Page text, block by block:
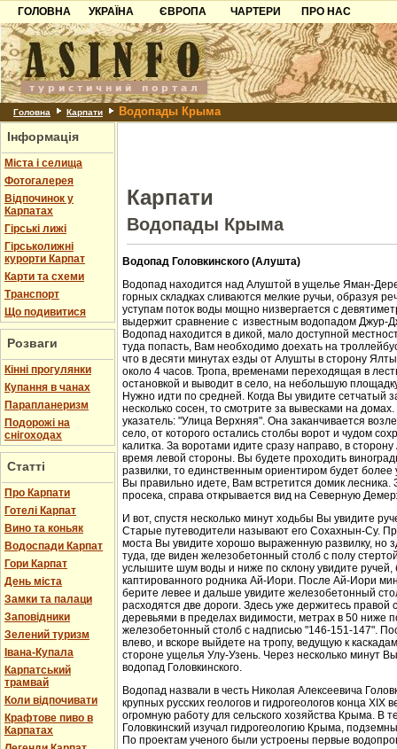
ГОЛОВНА
УКРАЇНА
Карпати
Азов
Причорноморря
Шацьк
ЄВРОПА
Чорногорія
Хорватія
Болгарія
Албанія
ЧАРТЕРИ
ПРО НАС
Контакти
Партнерам
Додати готель
Головна Карпати Водопады Крыма
Інформація
Міста і селища
Фотогалерея
Відпочинок у
Карпатах
Гірські лижі
Гірськолижні
курорти Карпат
Карти та схеми
Транспорт
Що подивитися
Розваги
Кінні прогулянки
Купання в чанах
Парапланеризм
Подорожі на
снігоходах
Статті
Про Карпати
Готелі Карпат
Вино та коньяк
Водоспади Карпат
Гори Карпат
День міста
Замки та палаци
Заповідники
Зелений туризм
Івана-Купала
Карпатський
трамвай
Коли відпочивати
Крафтове пиво в
Карпатах
Карпати
Водопады Крыма
Водопад Головкинского (Алушта)
Водопад находится над Алуштой в ущелье Яман-
горных складках сливаются мелкие ручьи, образуя
уступам поток воды мощно низвергается с
выдержит сравнение с известным водопадом Джур-
Водопад находится в дикой, мало доступной
туда попасть, Вам необходимо доехать на
что в десяти минутах езды от Алушты в сторону
около 4 часов. Тропа, временами переходящая в
остановкой и выводит в село, на небольшую
Нужно идти по средней. Когда Вы увидите сетчатый
несколько сосен, то смотрите за вывесками на
указатель: "Улица Верхняя". Она заканчивается
село, от которого остались столбы ворот и чудом
калитка. За воротами идите сразу направо, в
время левой стороны. Вы будете проходить
развилки, то единственным ориентиром будет более
Вы правильно идете, Вам встретится домик лесника.
просека, справа открывается вид на Северную
И вот, спустя несколько минут ходьбы Вы увидите
Старые путеводители называют его Сохахнын-Су.
моста Вы увидите хорошо выраженную развилку, но
туда, где виден железобетонный столб с полу
услышите шум воды и ниже по склону увидите
каптированного родника Ай-Иори. После Ай-Иори
берите левее и дальше увидите железобетонный
расходятся две дороги. Здесь уже держитесь правой
деревьями в пределах видимости, метрах в 50 ниже
железобетонный столб с надписью "146-151-147".
влево, и вскоре выйдете на тропу, ведущую к
стороне ущелья Улу-Узень. Через несколько минут
водопад Головкинского.
Водопад назвали в честь Николая Алексеевича
крупных русских геологов и гидрогеологов конца XIX
огромную работу для сельского хозяйства Крыма. В
Головкинский изучал гидрогеологию Крыма,
По проектам ученого были устроены первые